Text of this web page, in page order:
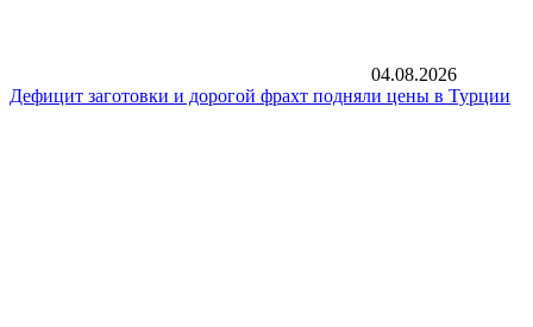
04.08.2026
Дефицит заготовки и дорогой фрахт подняли цены в Турции